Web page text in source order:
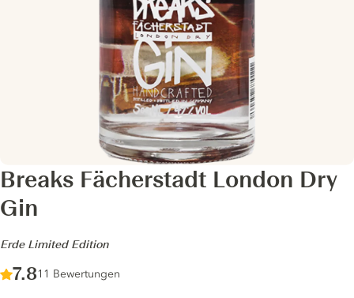
Breaks Fächerstadt London Dry
Gin
-
Erde Limited Edition
Score :
7.8/ 10
11 Bewertungen